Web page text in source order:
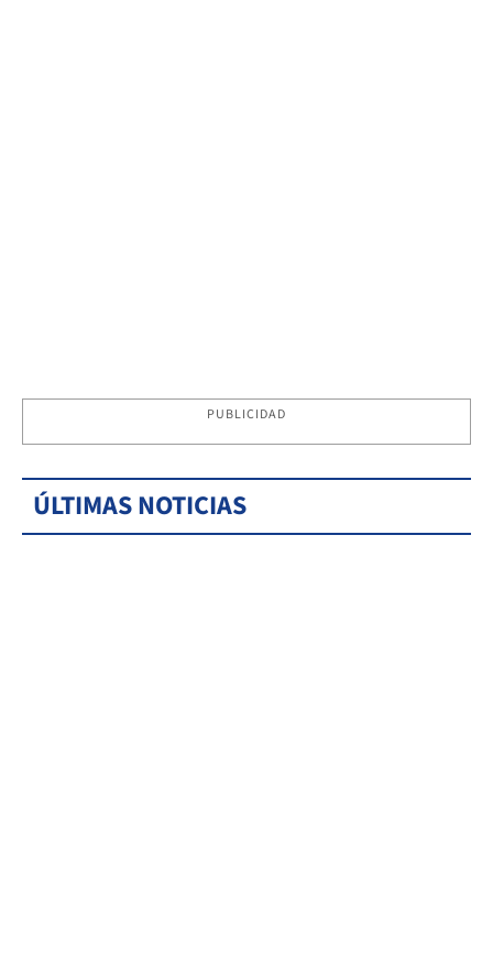
PUBLICIDAD
ÚLTIMAS NOTICIAS